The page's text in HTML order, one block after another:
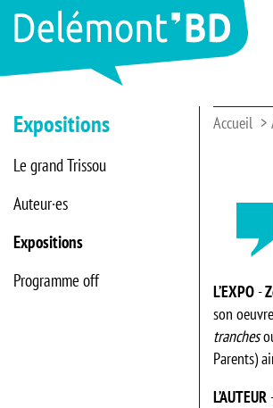
Expositions
Le grand Trissou
Auteur·es
Expositions
Programme off
Accueil
L’EXPO-
son
tranches
Parents)
L’AUTEUR